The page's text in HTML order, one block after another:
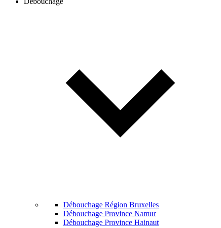
Débouchage Région Bruxelles
Débouchage Province Namur
Débouchage Province Hainaut